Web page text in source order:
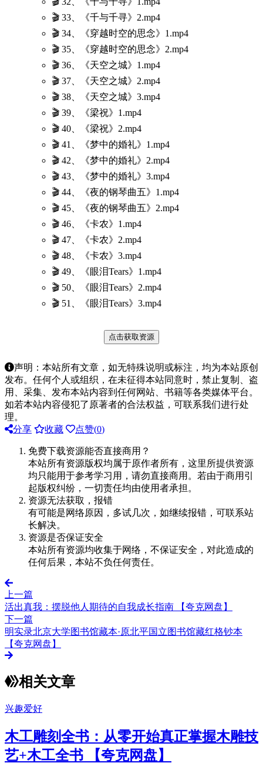
🎬 33、《千与千寻》2.mp4
🎬 34、《穿越时空的思念》1.mp4
🎬 35、《穿越时空的思念》2.mp4
🎬 36、《天空之城》1.mp4
🎬 37、《天空之城》2.mp4
🎬 38、《天空之城》3.mp4
🎬 39、《梁祝》1.mp4
🎬 40、《梁祝》2.mp4
🎬 41、《梦中的婚礼》1.mp4
🎬 42、《梦中的婚礼》2.mp4
🎬 43、《梦中的婚礼》3.mp4
🎬 44、《夜的钢琴曲五》1.mp4
🎬 45、《夜的钢琴曲五》2.mp4
🎬 46、《卡农》1.mp4
🎬 47、《卡农》2.mp4
🎬 48、《卡农》3.mp4
🎬 49、《眼泪Tears》1.mp4
🎬 50、《眼泪Tears》2.mp4
🎬 51、《眼泪Tears》3.mp4
点击获取资源
声明：本站所有文章，如无特殊说明或标注，均为本站原创
发布。任何个人或组织，在未征得本站同意时，禁止复制、盗
用、采集、发布本站内容到任何网站、书籍等各类媒体平台。
如若本站内容侵犯了原著者的合法权益，可联系我们进行处
理。
分享
收藏 点赞(0)
免费下载资源能否直接商用？
本站所有资源版权均属于原作者所有，这里所提供资源
均只能用于参考学习用，请勿直接商用。若由于商用引
起版权纠纷，一切责任均由使用者承担。
资源无法获取，报错
有可能是网络原因，多试几次，如继续报错，可联系站
长解决。
资源是否保证安全
本站所有资源均收集于网络，不保证安全，对此造成的
任何后果，本站不负任何责任。
上一篇
活出真我：摆脱他人期待的自我成长指南 【夸克网盘】
下一篇
明实录北京大学图书馆藏本·原北平国立图书馆藏红格钞本
【夸克网盘】
相关文章
兴趣爱好
木工雕刻全书：从零开始真正掌握木雕技
艺+木工全书 【夸克网盘】